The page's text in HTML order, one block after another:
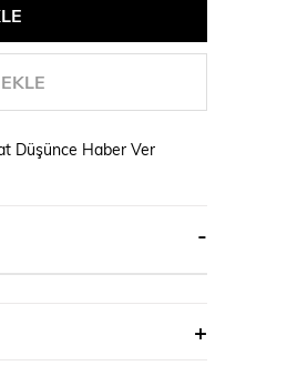
Düşünce Haber Ver